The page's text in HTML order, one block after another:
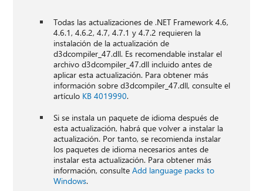
Todas las actualizaciones de .NET Framework 4.6,
4.6.1, 4.6.2, 4.7, 4.7.1 y 4.7.2 requieren la
instalación de la actualización de
d3dcompiler_47.dll. Es recomendable instalar el
archivo d3dcompiler_47.dll incluido antes de
aplicar esta actualización. Para obtener más
información sobre d3dcompiler_47.dll, consulte el
artículo KB 4019990.
Si se instala un paquete de idioma después de
esta actualización, habrá que volver a instalar la
actualización. Por tanto, se recomienda instalar
los paquetes de idioma necesarios antes de
instalar esta actualización. Para obtener más
información, consulte Add language packs to
Windows.